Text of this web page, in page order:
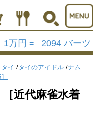
1万円 = 2094 バーツ
イ /タイのアイドル /ナム
近代麻雀水着